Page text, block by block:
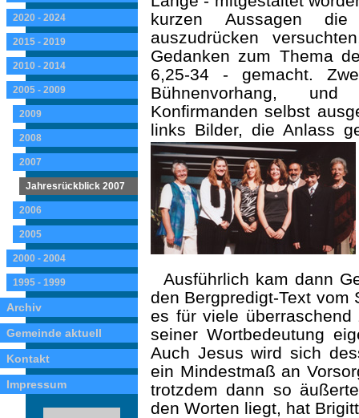
2020 - 2024
2015 - 2019
2010 - 2014
2005 - 2009
2009
2008
2007
Jahresrückblick 2007
2006
2005
2000 - 2004
1995 - 1999
Archiv
Gemeinde aktuell
Kontakt
Impressum
kurzen Aussagen die
auszudrücken
Gedanken zum Thema
6,25-34 - gemacht.
Bühnenvorhang,
Konfirmanden selbst
links Bilder, die Anlass
Ausführlich kam dann
den Bergpredigt-Text vom
es für viele
seiner Wortbedeutung
Auch Jesus wird sich
ein Mindestmaß an
trotzdem dann so
den Worten liegt, hat